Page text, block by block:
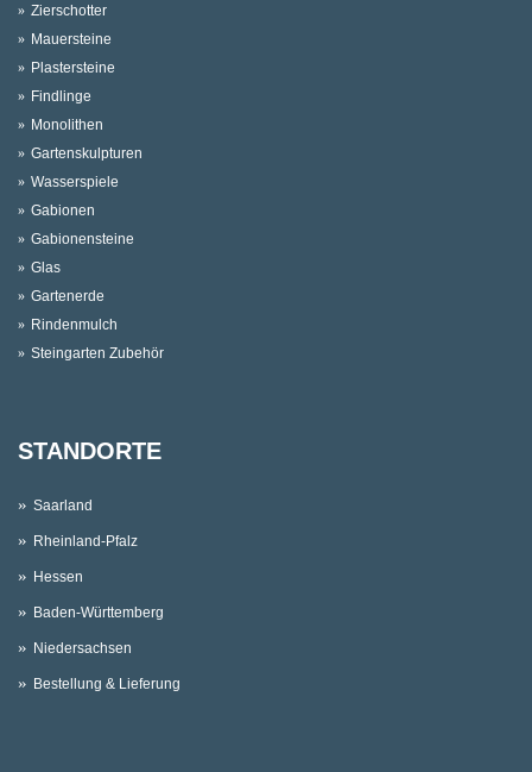
Zierschotter
Mauersteine
Plastersteine
Findlinge
Monolithen
Gartenskulpturen
Wasserspiele
Gabionen
Gabionensteine
Glas
Gartenerde
Rindenmulch
Steingarten Zubehör
STANDORTE
Saarland
Rheinland-Pfalz
Hessen
Baden-Württemberg
Niedersachsen
Bestellung & Lieferung